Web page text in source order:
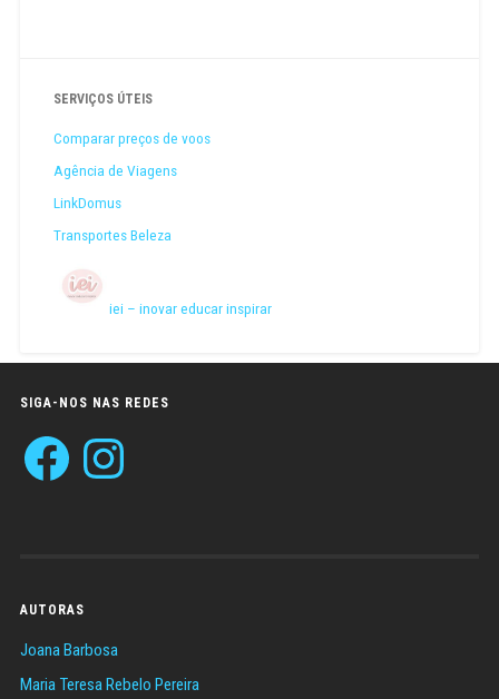
SERVIÇOS ÚTEIS
Comparar preços de voos
Agência de Viagens
LinkDomus
Transportes Beleza
iei – inovar educar inspirar
SIGA-NOS NAS REDES
Facebook Instagram
AUTORAS
Joana Barbosa
Maria Teresa Rebelo Pereira